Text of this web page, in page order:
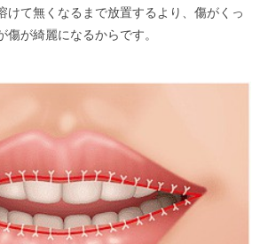
けて無くなるまで放置するより、傷がくっ
が綺麗になるからです。